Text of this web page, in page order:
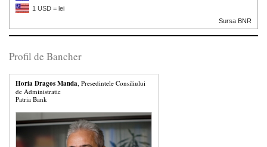
1 USD = lei
Sursa BNR
Profil de Bancher
Horia Dragos Manda, Presedintele Consiliului
de Administratie
Patria Bank